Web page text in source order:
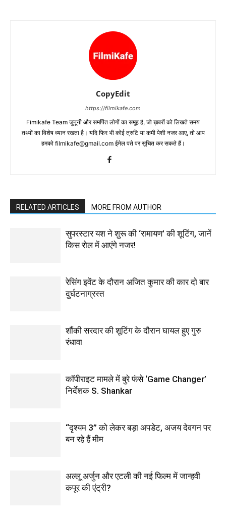
CopyEdit
https://filmikafe.com
Fimikafe Team जुनूनी और समर्पित लोगों का समूह है, जो ख़बरों को लिखते समय
तथ्‍यों का विशेष ध्‍यान रखता है। यदि फिर भी कोई त्रुटि या कमी पेशी नजर आए, तो आप
हमको filmikafe@gmail.com ईमेल पते पर सूचित कर सकते हैं।
RELATED ARTICLES MORE FROM AUTHOR
सुपरस्टार यश ने शुरू की ‘रामायण’ की शूटिंग, जानें
किस रोल में आएंगे नजर!
रेसिंग इवेंट के दौरान अजित कुमार की कार दो बार
दुर्घटनाग्रस्त
शौंकी सरदार की शूटिंग के दौरान घायल हुए गुरु
रंधावा
कॉपीराइट मामले में बुरे फंसे ‘Game Changer’
निर्देशक S. Shankar
“दृश्यम 3” को लेकर बड़ा अपडेट, अजय देवगन पर
बन रहे हैं मीम
अल्लू अर्जुन और एटली की नई फिल्म में जान्हवी
कपूर की एंट्री?